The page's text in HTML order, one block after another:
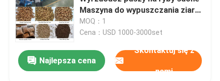
Maszyna do wypuszczania ziarna
Młyn paszowy dla zwierząt
MOQ：1
Cena：USD 1000-3000set
Najlepsza cena
Skontaktuj się z
nami